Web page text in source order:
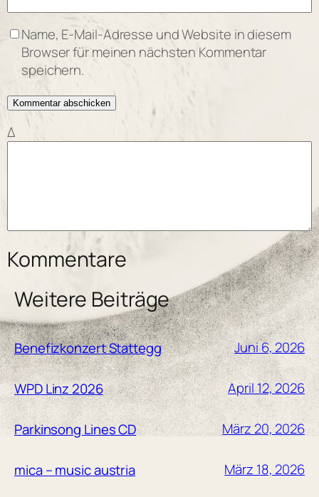
Name, E-Mail-Adresse und Website in diesem
Browser für meinen nächsten Kommentar
speichern.
Δ
Kommentare
Weitere Beiträge
Benefizkonzert Stattegg Juni 6, 2026
WPD Linz 2026 April 12, 2026
Parkinsong Lines CD März 20, 2026
mica – music austria März 18, 2026